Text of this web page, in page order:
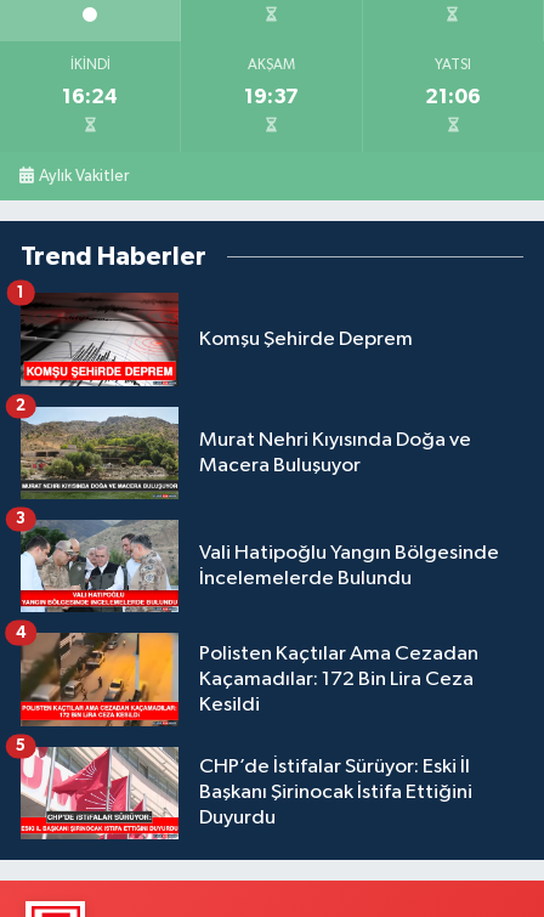
İKINDI
16:24
AKŞAM
19:37
YATSI
21:06
Aylık Vakitler
Trend Haberler
Komşu Şehirde Deprem
1
Murat Nehri Kıyısında Doğa ve
Macera Buluşuyor
2
Vali Hatipoğlu Yangın Bölgesinde
İncelemelerde Bulundu
3
Polisten Kaçtılar Ama Cezadan
Kaçamadılar: 172 Bin Lira Ceza
Kesildi
4
CHP’de İstifalar Sürüyor: Eski İl
Başkanı Şirinocak İstifa Ettiğini
Duyurdu
5